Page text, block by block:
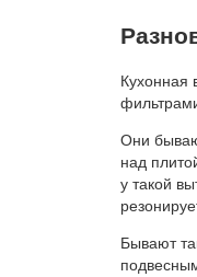
Кухонная
Они
над
у такой
Бывают